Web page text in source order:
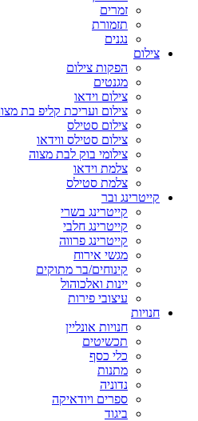
זמרים
תזמורת
נגנים
צילום
הפקות צילום
מגנטים
צילום וידאו
צילום ועריכת קליפ בת
צילום סטילס
צילום סטילס ווידאו
צילומי בוק לבת מצוה
צלמת וידאו
צלמת סטילס
קייטרינג ובר
קייטרינג בשרי
קייטרינג חלבי
קייטרינג פרווה
מגשי אירוח
קינוחים/בר מתוקים
יינות ואלכוהול
עיצובי פירות
חנויות
חנויות אונליין
תכשיטים
כלי כסף
מתנות
נדוניה
ספרים ויודאיקה
ביגוד